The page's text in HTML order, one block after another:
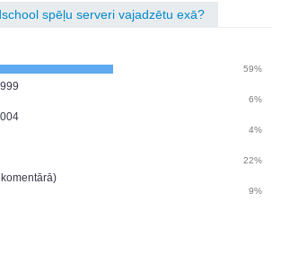
spēļu serveri vajadzētu exā?
59%
6%
4%
22%
9%